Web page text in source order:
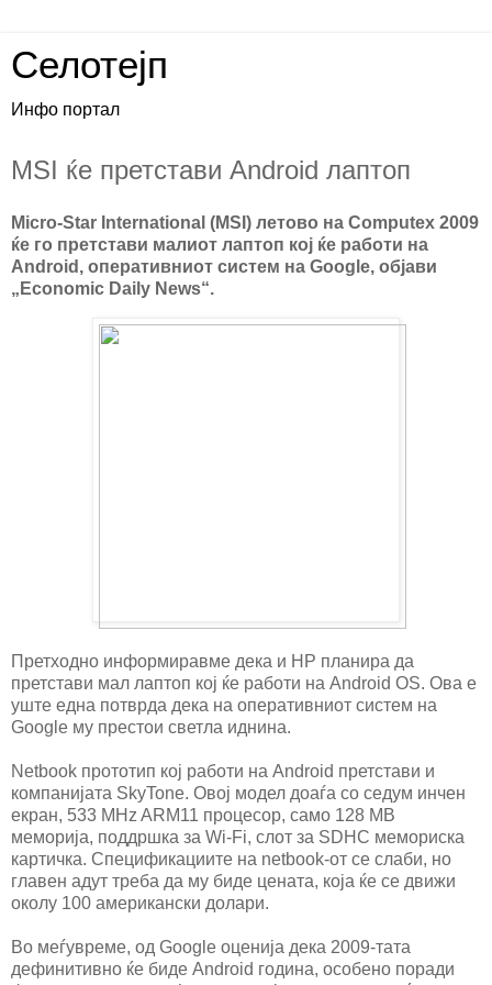
Селотејп
Инфо портал
MSI ќе претстави Android лаптоп
Micro-Star International (MSI) летово на Computex 2009
ќе го претстави малиот лаптоп кој ќе работи на
Android, оперативниот систем на Google, објави
„Economic Daily News“.
Претходно информиравме дека и HP планира да
претстави мал лаптоп кој ќе работи на Android OS. Ова е
уште една потврда дека на оперативниот систем на
Google му престои светла иднина.
Netbook прототип кој работи на Android претстави и
компанијата SkyTone. Овој модел доаѓа со седум инчен
екран, 533 MHz ARM11 процесор, само 128 MB
меморија, поддршка за Wi-Fi, слот за SDHC мемориска
картичка. Спецификациите на netbook-от се слаби, но
главен адут треба да му биде цената, која ќе се движи
околу 100 американски долари.
Во меѓувреме, од Google оценија дека 2009-тата
дефинитивно ќе биде Android година, особено поради